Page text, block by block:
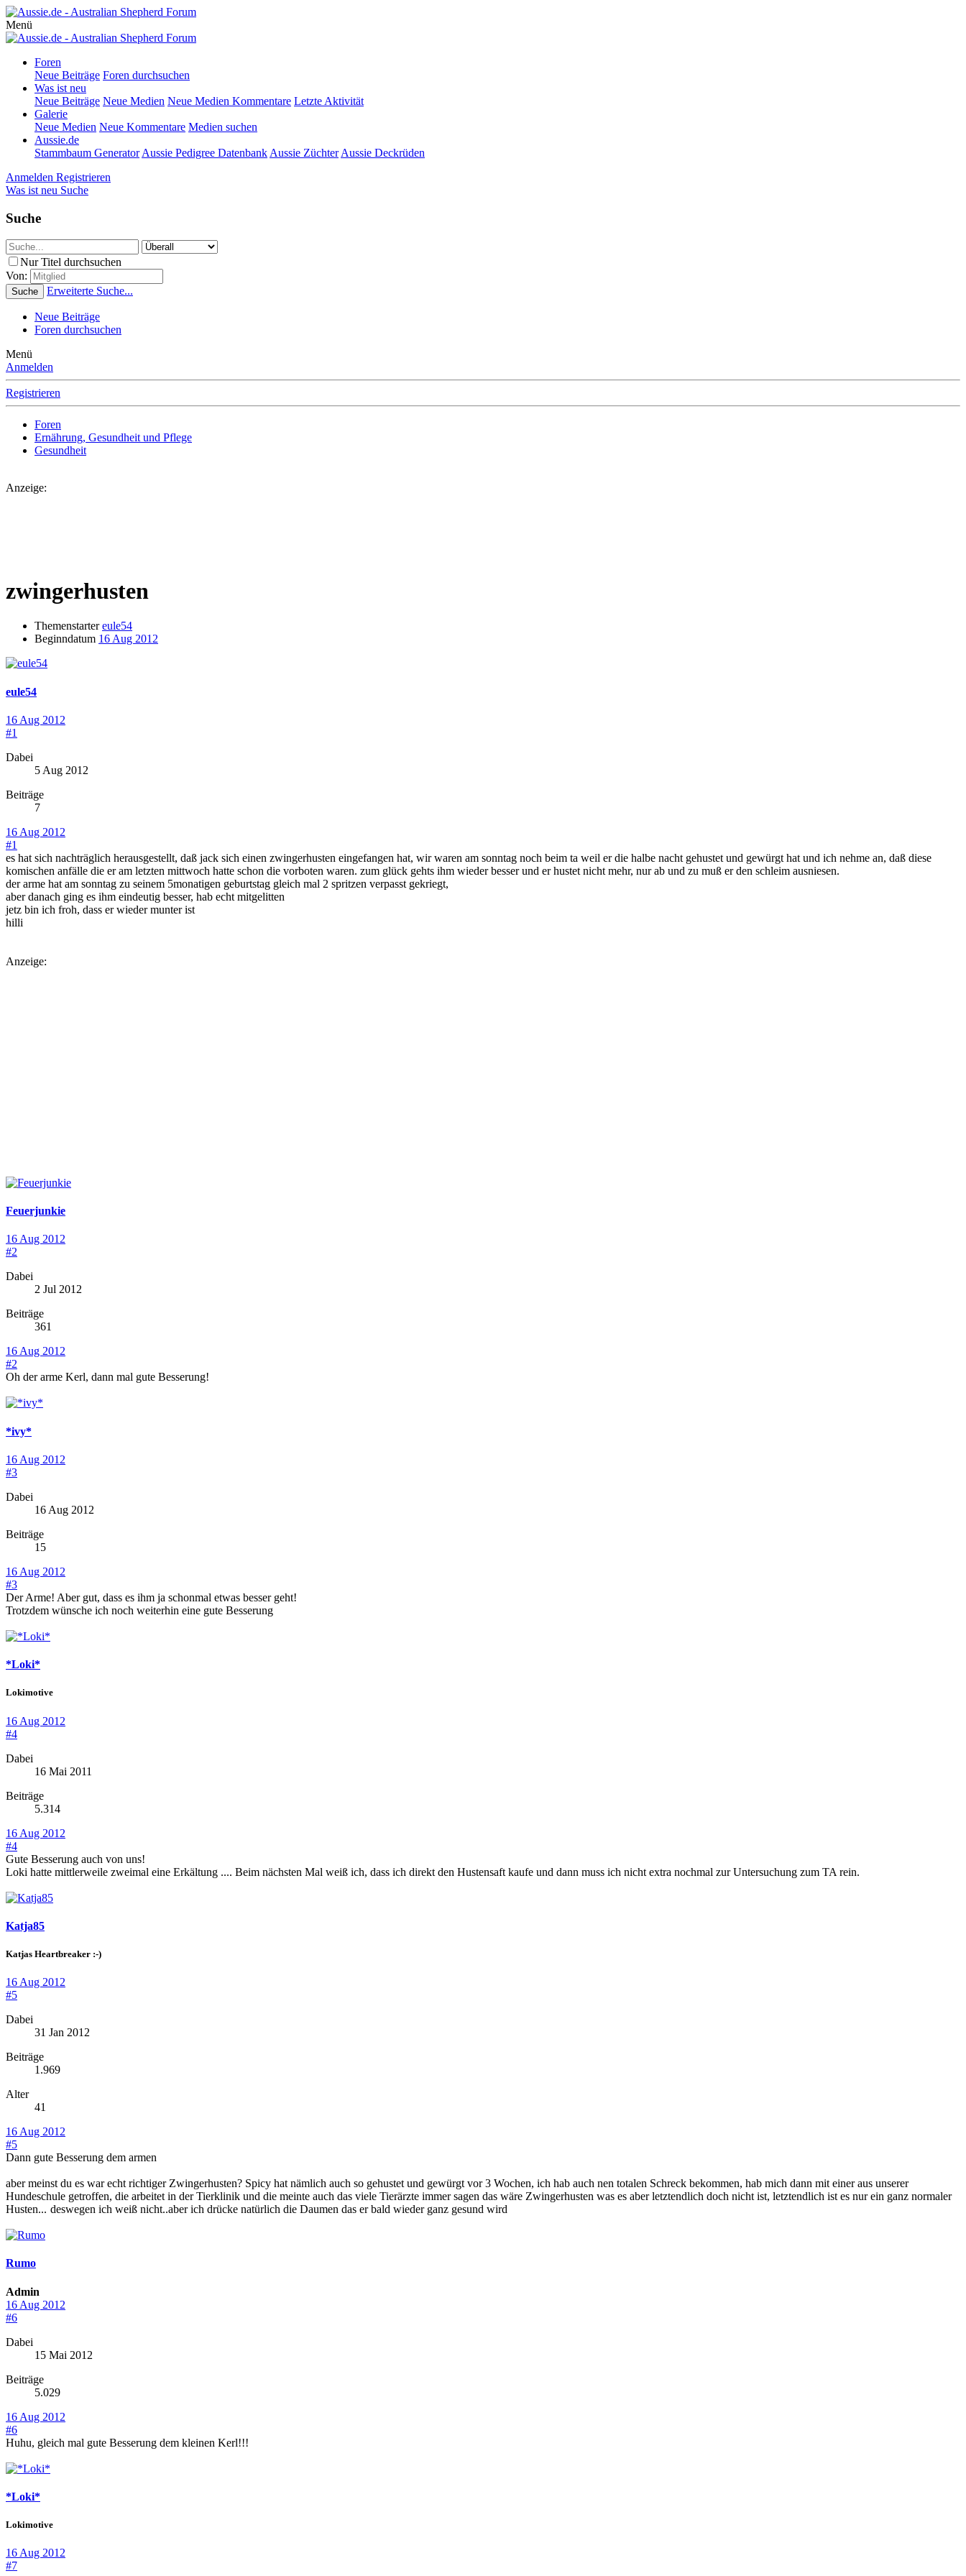
Menü
Foren
Neue Beiträge Foren durchsuchen
Was ist neu
Neue Beiträge Neue Medien Neue Medien Kommentare Letzte Aktivität
Galerie
Neue Medien Neue Kommentare Medien suchen
Aussie.de
Stammbaum Generator Aussie Pedigree Datenbank Aussie Züchter Aussie Deckrüden
Anmelden Registrieren
Was ist neu Suche
Suche
Nur Titel durchsuchen
Von:
Suche Erweiterte Suche...
Neue Beiträge
Foren durchsuchen
Menü
Anmelden
Registrieren
Foren
Ernährung, Gesundheit und Pflege
Gesundheit
Anzeige:
zwingerhusten
Themenstarter eule54
Beginndatum 16 Aug 2012
eule54
16 Aug 2012
#1
Dabei
5 Aug 2012
Beiträge
7
16 Aug 2012
#1
es hat sich nachträglich herausgestellt, daß jack sich einen zwingerhusten eingefangen hat, wir waren am sonntag noch beim ta weil er die halbe nacht gehustet und gewürgt hat und ich nehme an, daß diese
komischen anfälle die er am letzten mittwoch hatte schon die vorboten waren. zum glück gehts ihm wieder besser und er hustet nicht mehr, nur ab und zu muß er den schleim ausniesen.
der arme hat am sonntag zu seinem 5monatigen geburtstag gleich mal 2 spritzen verpasst gekriegt,
aber danach ging es ihm eindeutig besser, hab echt mitgelitten
jetz bin ich froh, dass er wieder munter ist
hilli
Anzeige:
Feuerjunkie
16 Aug 2012
#2
Dabei
2 Jul 2012
Beiträge
361
16 Aug 2012
#2
Oh der arme Kerl, dann mal gute Besserung!
*ivy*
16 Aug 2012
#3
Dabei
16 Aug 2012
Beiträge
15
16 Aug 2012
#3
Der Arme! Aber gut, dass es ihm ja schonmal etwas besser geht!
Trotzdem wünsche ich noch weiterhin eine gute Besserung
*Loki*
Lokimotive
16 Aug 2012
#4
Dabei
16 Mai 2011
Beiträge
5.314
16 Aug 2012
#4
Gute Besserung auch von uns!
Loki hatte mittlerweile zweimal eine Erkältung .... Beim nächsten Mal weiß ich, dass ich direkt den Hustensaft kaufe und dann muss ich nicht extra nochmal zur Untersuchung zum TA rein.
Katja85
Katjas Heartbreaker :-)
16 Aug 2012
#5
Dabei
31 Jan 2012
Beiträge
1.969
Alter
41
16 Aug 2012
#5
Dann gute Besserung dem armen
aber meinst du es war echt richtiger Zwingerhusten? Spicy hat nämlich auch so gehustet und gewürgt vor 3 Wochen, ich hab auch nen totalen Schreck bekommen, hab mich dann mit einer aus unserer
Hundeschule getroffen, die arbeitet in der Tierklinik und die meinte auch das viele Tierärzte immer sagen das wäre Zwingerhusten was es aber letztendlich doch nicht ist, letztendlich ist es nur ein ganz normaler
Husten... deswegen ich weiß nicht..aber ich drücke natürlich die Daumen das er bald wieder ganz gesund wird
Rumo
Admin
16 Aug 2012
#6
Dabei
15 Mai 2012
Beiträge
5.029
16 Aug 2012
#6
Huhu, gleich mal gute Besserung dem kleinen Kerl!!!
*Loki*
Lokimotive
16 Aug 2012
#7